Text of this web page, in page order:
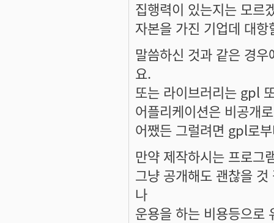
집행력이 있는지는 모르
자본을 가진 기업데 대
말씀하신 것과 같은 경
요.
또는 라이브러리는 gpl
어플리케이션은 비공개
어쨌든 그럴려면 gpl로
만약 제작하시는 프로그
그냥 공개해도 괜찮을
나
운용을 하는 비용등으로